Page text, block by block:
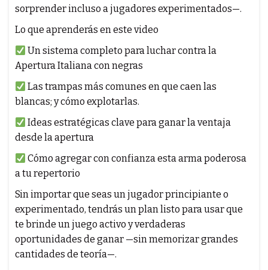
sorprender incluso a jugadores experimentados—.
Lo que aprenderás en este video
Un sistema completo para luchar contra la
Apertura Italiana con negras
Las trampas más comunes en que caen las
blancas; y cómo explotarlas.
Ideas estratégicas clave para ganar la ventaja
desde la apertura
Cómo agregar con confianza esta arma poderosa
a tu repertorio
Sin importar que seas un jugador principiante o
experimentado, tendrás un plan listo para usar que
te brinde un juego activo y verdaderas
oportunidades de ganar —sin memorizar grandes
cantidades de teoría—.